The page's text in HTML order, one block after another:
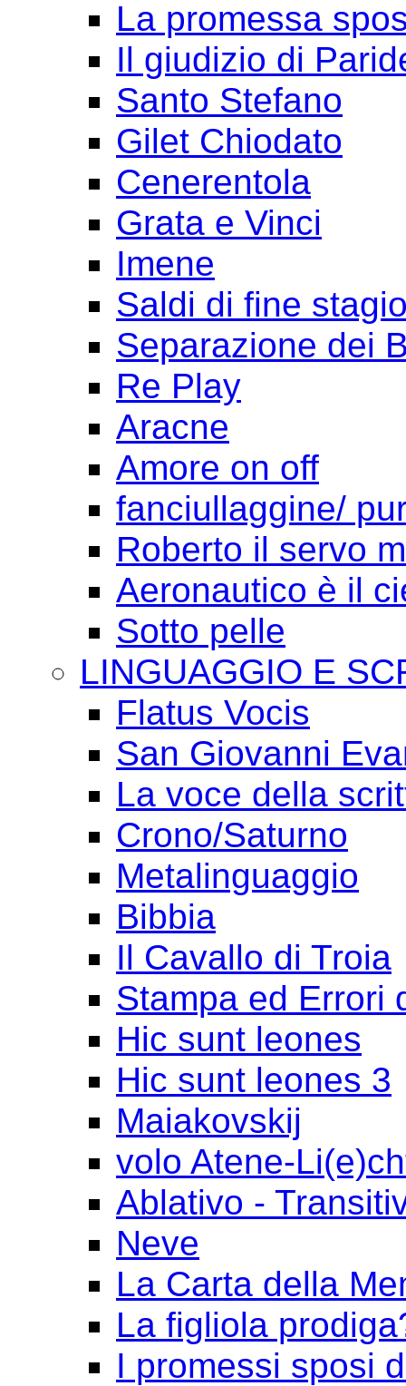
La promessa
Il giudizio di
Santo Stefano
Gilet Chiodato
Cenerentola
Grata e Vinci
Imene
Saldi di fine
Separazione dei
Re Play
Aracne
Amore on off
fanciullaggine/
Roberto il servo
Aeronautico è il
Sotto pelle
LINGUAGGIO E
Flatus Vocis
San Giovanni
La voce della
Crono/Saturno
Metalinguaggio
Bibbia
Il Cavallo di Troia
Stampa ed Errori
Hic sunt leones
Hic sunt leones 3
Maiakovskij
volo Atene-
Ablativo -
Neve
La Carta della
La figliola
I promessi sposi